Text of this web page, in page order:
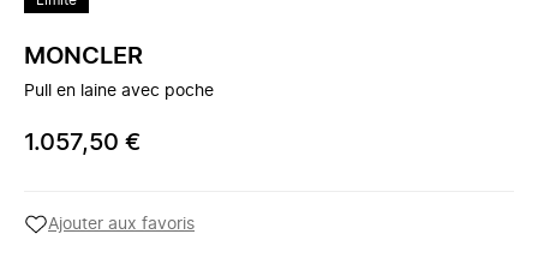
MONCLER
Pull en laine avec poche
1.057,50 €
Ajouter aux favoris